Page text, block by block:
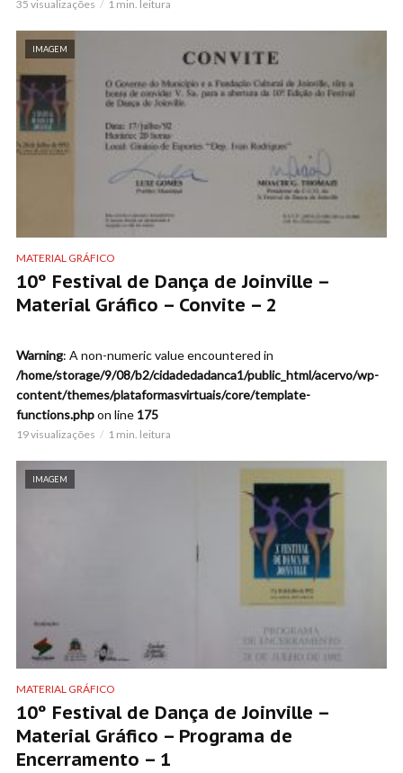
35 visualizações 1 min. leitura
IMAGEM
MATERIAL GRÁFICO
10º Festival de Dança de Joinville –
Material Gráfico – Convite – 2
Warning: A non-numeric value encountered in
/home/storage/9/08/b2/cidadedadanca1/public_html/acervo/wp-
content/themes/plataformasvirtuais/core/template-
functions.phpon line 175
19 visualizações 1 min. leitura
IMAGEM
MATERIAL GRÁFICO
10º Festival de Dança de Joinville –
Material Gráfico – Programa de
Encerramento – 1